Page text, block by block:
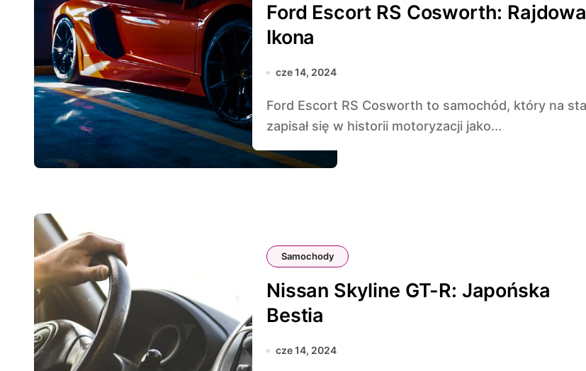
Ford Escort RS Cosworth: Rajdowa
Ikona
cze 14, 2024
Ford Escort RS Cosworth to samochód, który na stałe
zapisał się w historii motoryzacji jako...
Samochody
Nissan Skyline GT-R: Japońska
Bestia
cze 14, 2024